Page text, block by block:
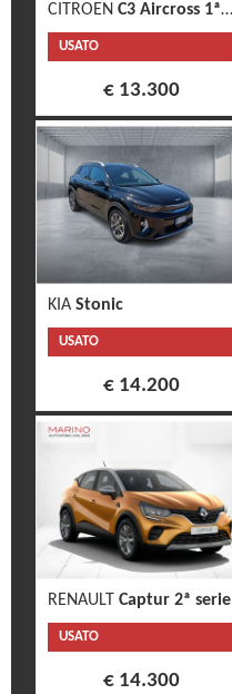
CITROEN C3 Aircross 1ª s.
USATO
€ 13.300
KIA Stonic
USATO
€ 14.200
RENAULT Captur 2ª serie
USATO
€ 14.300